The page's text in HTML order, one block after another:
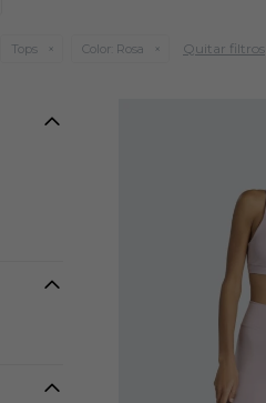
Tops Color: Rosa Quitar filtros